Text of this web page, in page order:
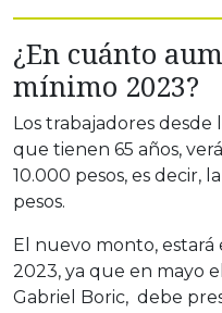
¿En cuánto
mínimo 2023?
Los trabajadores desde
que tienen 65 años,
10.000 pesos, es decir,
pesos.
El nuevo monto, estará
2023, ya que en mayo
Gabriel Boric, debe